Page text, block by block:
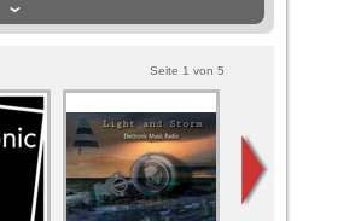
Seite 1 von 5